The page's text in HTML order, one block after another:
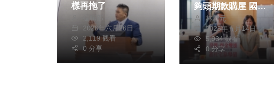
樣再拖了
2026年六月26日
2,119 觀看
0 分享
夠頭期款購屋 國民
黨台中市議員楊大
鋐、黃佳恬共同呼籲
市府推動「中間型住
宅」
林獻元
2025年五月14日
5,934 觀看
0 分享